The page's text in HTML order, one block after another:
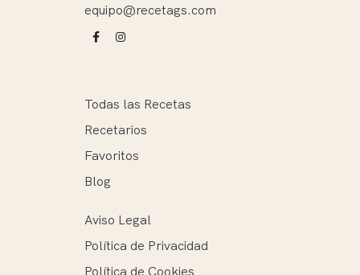
equipo@recetags.com
Todas las Recetas
Recetarios
Favoritos
Blog
Aviso Legal
Política de Privacidad
Política de Cookies